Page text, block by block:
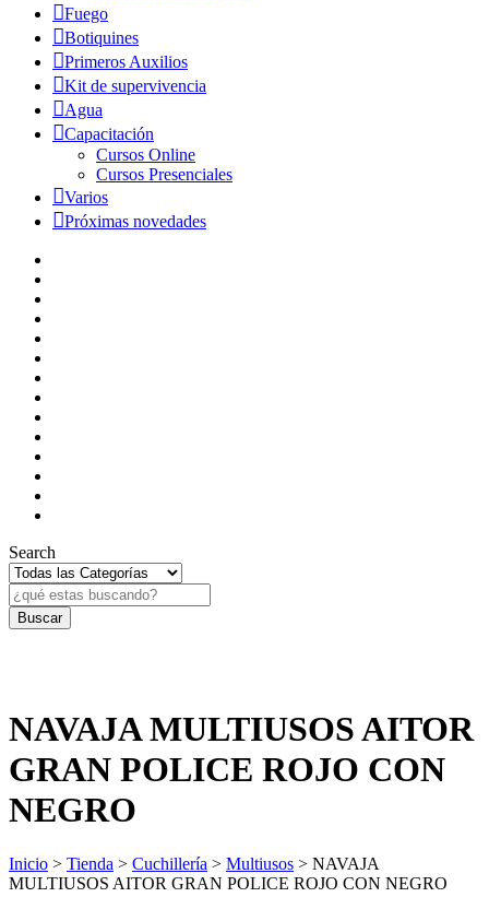
Fuego
Botiquines
Primeros Auxilios
Kit de supervivencia
Agua
Capacitación
Cursos Online
Cursos Presenciales
Varios
Próximas novedades
Search
NAVAJA MULTIUSOS AITOR
GRAN POLICE ROJO CON
NEGRO
Inicio > Tienda > Cuchillería > Multiusos > NAVAJA
MULTIUSOS AITOR GRAN POLICE ROJO CON NEGRO